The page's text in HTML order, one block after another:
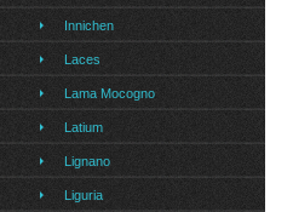
Innichen
Laces
Lama Mocogno
Latium
Lignano
Liguria